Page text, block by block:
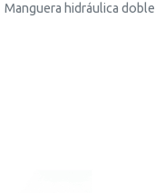
Manguera hidráulica doble